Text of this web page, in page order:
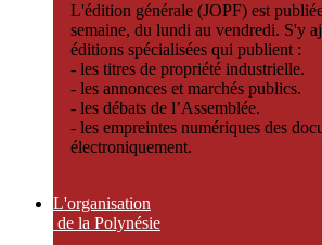
L'édition générale (JOPF) est
semaine, du lundi au vendredi. S'y
éditions spécialisées qui publient :
- les titres de propriété industrielle.
- les annonces et marchés publics.
- les débats de l’Assemblée.
- les empreintes numériques des
électroniquement.
L'organisation
de la Polynésie